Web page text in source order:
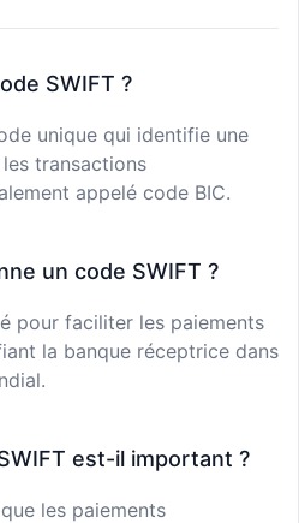
SWIFT ?
unique qui identifie une
transactions
appelé code BIC.
un code SWIFT ?
pour faciliter les paiements
la banque réceptrice dans
est-il important ?
les paiements